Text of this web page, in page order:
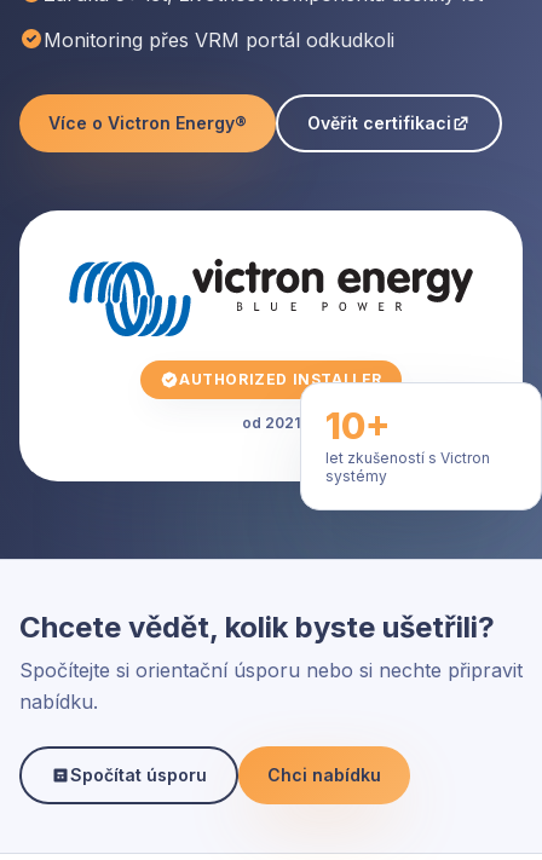
Monitoring přes VRM portál odkudkoli
Více o Victron Energy® Ověřit certifikaci
AUTHORIZED INSTALLER
od 2021 10+
let zkušeností s Victron
systémy
Chcete vědět, kolik byste ušetřili?
Spočítejte si orientační úsporu nebo si nechte připravit
nabídku.
Spočítat úsporu Chci nabídku